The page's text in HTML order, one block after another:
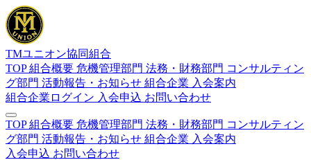
TMユニオン協同組合
TOP組合概要 危機管理部門 法務・財務部門 コンサルティン
グ部門 活動報告・お知らせ 組合企業 入会案内
組合企業ログイン 入会申込 お問い合わせ
TOP組合概要 危機管理部門 法務・財務部門 コンサルティン
グ部門 活動報告・お知らせ 組合企業 入会案内
入会申込 お問い合わせ